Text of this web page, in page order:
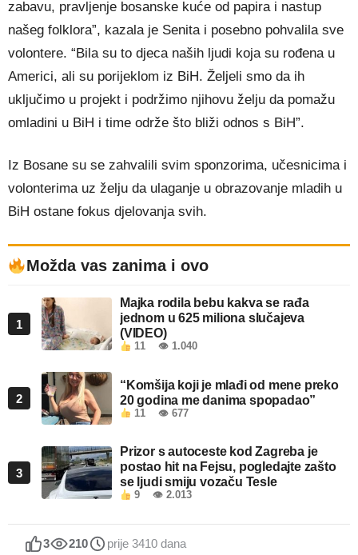
zabavu, pravljenje bosanske kuće od papira i nastup
našeg folklora”, kazala je Senita i posebno pohvalila sve
volontere. “Bila su to djeca naših ljudi koja su rođena u
Americi, ali su porijeklom iz BiH. Željeli smo da ih
uključimo u projekt i podržimo njihovu želju da pomažu
omladini u BiH i time održe što bliži odnos s BiH”.
Iz Bosane su se zahvalili svim sponzorima, učesnicima i
volonterima uz želju da ulaganje u obrazovanje mladih u
BiH ostane fokus djelovanja svih.
Možda vas zanima i ovo
1
Majka rodila bebu kakva se rađa
jednom u 625 miliona slučajeva
(VIDEO)
11 👁 1.040
2
“Komšija koji je mlađi od mene preko
20 godina me danima spopadao”
11 👁 677
3
Prizor s autoceste kod Zagreba je
postao hit na Fejsu, pogledajte zašto
se ljudi smiju vozaču Tesle
9 👁 2.013
3 210 prije 3410 dana